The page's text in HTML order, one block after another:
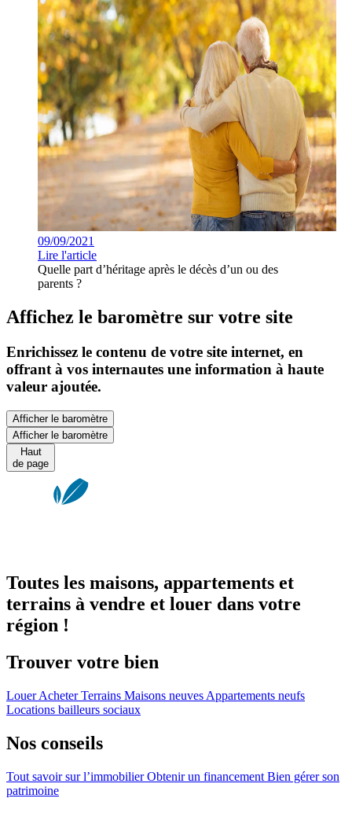
09/09/2021
Lire l'article
Quelle part d’héritage après le décès d’un ou des
parents ?
Affichez le baromètre sur votre site
Enrichissez le contenu de votre site internet, en
offrant à vos internautes une information à haute
valeur ajoutée.
Afficher le baromètre
Afficher le baromètre
Haut
de page
Toutes les maisons, appartements et
terrains à vendre et louer dans votre
région !
Trouver votre bien
LouerAcheterTerrains Maisons neuves Appartements neufs
Locations bailleurs sociaux
Nos conseils
Tout savoir sur l’immobilierObtenir un financement Bien gérer son
patrimoine